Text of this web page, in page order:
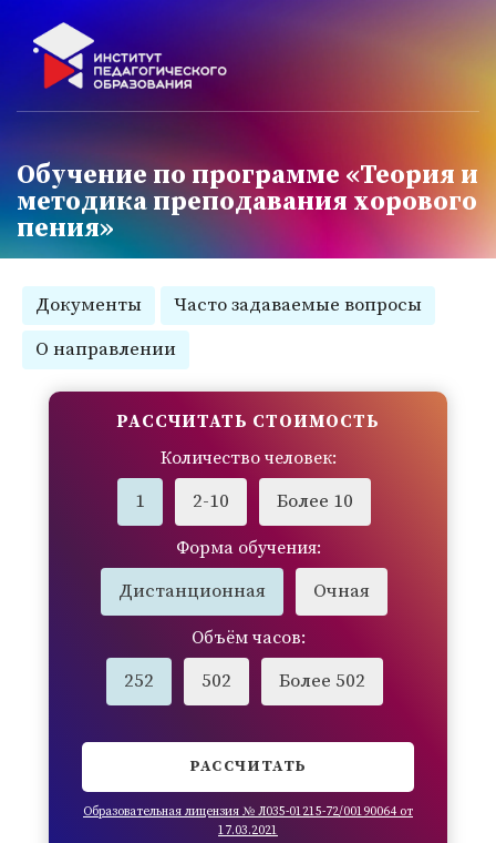
Обучение по программе «Теория и
методика преподавания хорового
пения»
Документы
Часто задаваемые вопросы
О направлении
РАССЧИТАТЬ СТОИМОСТЬ
Количество человек:
1 2-10 Более 10
Форма обучения:
Дистанционная Очная
Объём часов:
252 502 Более 502
РАССЧИТАТЬ
Образовательная лицензия № Л035-01215-72/00190064 от
17.03.2021